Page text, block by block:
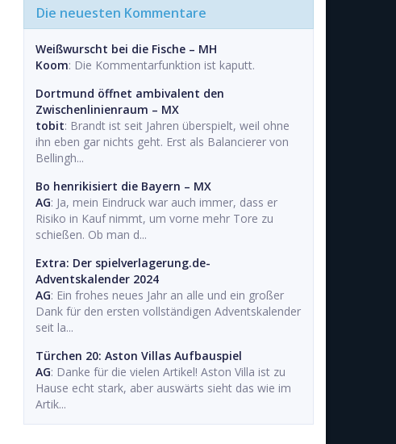
Die neuesten Kommentare
Weißwurscht bei die Fische – MH
Koom: Die Kommentarfunktion ist kaputt.
Dortmund öffnet ambivalent den
Zwischenlinienraum – MX
tobit: Brandt ist seit Jahren überspielt, weil ohne
ihn eben gar nichts geht. Erst als Balancierer von
Bellingh...
Bo henrikisiert die Bayern – MX
AG: Ja, mein Eindruck war auch immer, dass er
Risiko in Kauf nimmt, um vorne mehr Tore zu
schießen. Ob man d...
Extra: Der spielverlagerung.de-
Adventskalender 2024
AG: Ein frohes neues Jahr an alle und ein großer
Dank für den ersten vollständigen Adventskalender
seit la...
Türchen 20: Aston Villas Aufbauspiel
AG: Danke für die vielen Artikel! Aston Villa ist zu
Hause echt stark, aber auswärts sieht das wie im
Artik...